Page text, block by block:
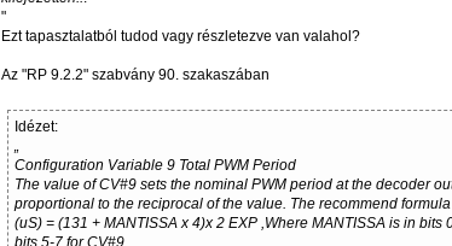
"
Ezt tapasztalatból tudod vagy részletezve van valahol?
Az "RP 9.2.2" szabvány 90. szakaszában
Idézet:
„
Configuration Variable 9 Total PWM Period
The value of CV#9 sets the nominal PWM period at the decoder
proportional to the reciprocal of the value. The recommend
(uS) = (131 + MANTISSA x 4)x 2 EXP ,Where MANTISSA is in
bits 5-7 for CV#9.